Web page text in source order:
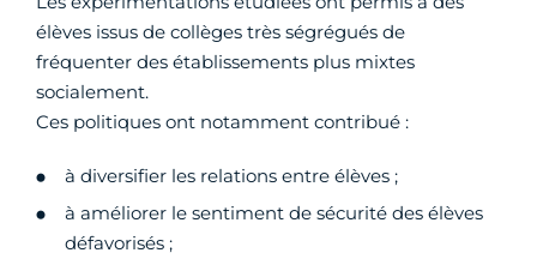
élèves issus de collèges très ségrégués de
fréquenter des établissements plus mixtes
socialement.
Ces politiques ont notamment contribué :
à diversifier les relations entre élèves ;
à améliorer le sentiment de sécurité des élèves
défavorisés ;